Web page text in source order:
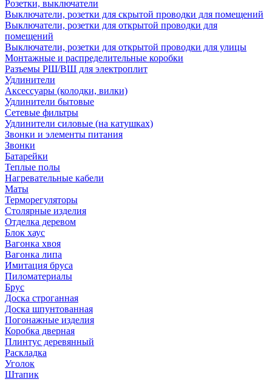
Розетки, выключатели
Выключатели, розетки для скрытой проводки для помещений
Выключатели, розетки для открытой проводки для
помещений
Выключатели, розетки для открытой проводки для улицы
Монтажные и распределительные коробки
Разъемы РШ/ВШ для электроплит
Удлинители
Аксессуары (колодки, вилки)
Удлинители бытовые
Сетевые фильтры
Удлинители силовые (на катушках)
Звонки и элементы питания
Звонки
Батарейки
Теплые полы
Нагревательные кабели
Маты
Терморегуляторы
Столярные изделия
Отделка деревом
Блок хаус
Вагонка хвоя
Вагонка липа
Имитация бруса
Пиломатериалы
Брус
Доска строганная
Доска шпунтованная
Погонажные изделия
Коробка дверная
Плинтус деревянный
Раскладка
Уголок
Штапик